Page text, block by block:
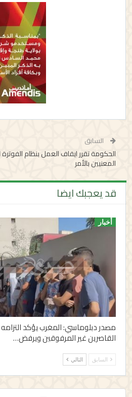
السابق
الحكومة تقرر ايقاف العمل بنظام
المعنيين بالأمر
قد يعجبك ايضا
أخبار
مصدر دبلوماسي: المغرب يؤكد
القاصرين غير المرفوقين ويرفض…
السابق التالي